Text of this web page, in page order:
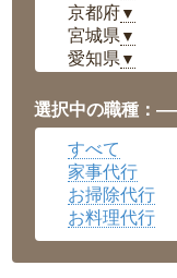
京都府▼
宮城県 ▼
愛知県 ▼
岡山県▼
広島県▼
沖縄県
選択中の職種
すべて
家事代行
お掃除代行
お料理代行